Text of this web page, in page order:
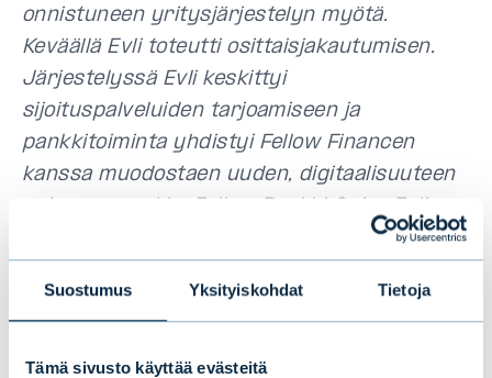
Suostumus Yksityiskohdat Tietoja
Tämä sivusto käyttää evästeitä
onnistuneen yritysjärjestelyn myötä.
Keväällä Evli toteutti osittaisjakautumisen.
Järjestelyssä Evli keskittyi
sijoituspalveluiden tarjoamiseen ja
pankkitoiminta yhdistyi Fellow Financen
kanssa muodostaen uuden, digitaalisuuteen
merkittävä omistaja sulautumisessa
puolestaan vahvisti asemaansa Suomen
Group Oyj:n itseensä. Järjestelyt osaltaan